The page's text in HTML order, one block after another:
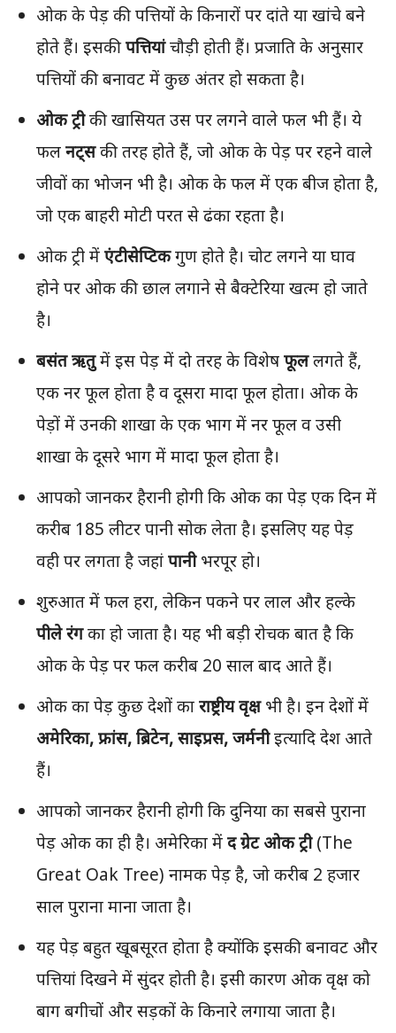
ओक के पेड़ की पत्तियों के किनारों पर दांते या खांचे बने
होते हैं। इसकीपत्तियांचौड़ी होती हैं। प्रजाति के अनुसार
पत्तियों की बनावट में कुछ अंतर हो सकता है।
ओक ट्रीकी खासियत उस पर लगने वाले फल भी हैं। ये
फलनट्सकी तरह होते हैं, जो ओक के पेड़ पर रहने वाले
जीवों का भोजन भी है। ओक के फल में एक बीज होता है,
जो एक बाहरी मोटी परत से ढंका रहता है।
ओक ट्री मेंएंटीसेप्टिकगुण होते है। चोट लगने या घाव
होने पर ओक की छाल लगाने से बैक्टेरिया खत्म हो जाते
है।
बसंत ऋतुमें इस पेड़ में दो तरह के विशेषफूललगते हैं,
एक नर फूल होता है व दूसरा मादा फूल होता। ओक के
पेड़ों में उनकी शाखा के एक भाग में नर फूल व उसी
शाखा के दूसरे भाग में मादा फूल होता है।
आपको जानकर हैरानी होगी कि ओक का पेड़ एक दिन में
करीब 185 लीटर पानी सोक लेता है। इसलिए यह पेड़
वही पर लगता है जहांपानीभरपूर हो।
शुरुआत में फल हरा, लेकिन पकने पर लाल और हल्के
पीले रंगका हो जाता है। यह भी बड़ी रोचक बात है कि
ओक के पेड़ पर फल करीब 20 साल बाद आते हैं।
ओक का पेड़ कुछ देशों काराष्ट्रीय वृक्षभी है। इन देशों में
अमेरिका, फ्रांस, ब्रिटेन, साइप्रस, जर्मनीइत्यादि देश आते
हैं।
आपको जानकर हैरानी होगी कि दुनिया का सबसे पुराना
पेड़ ओक का ही है। अमेरिका मेंद ग्रेट ओक ट्री(The
Great Oak Tree) नामक पेड़ है, जो करीब 2 हजार
साल पुराना माना जाता है।
यह पेड़ बहुत खूबसूरत होता है क्योंकि इसकी बनावट और
पत्तियां दिखने में सुंदर होती है। इसी कारण ओक वृक्ष को
बाग बगीचों और सड़कों के किनारे लगाया जाता है।